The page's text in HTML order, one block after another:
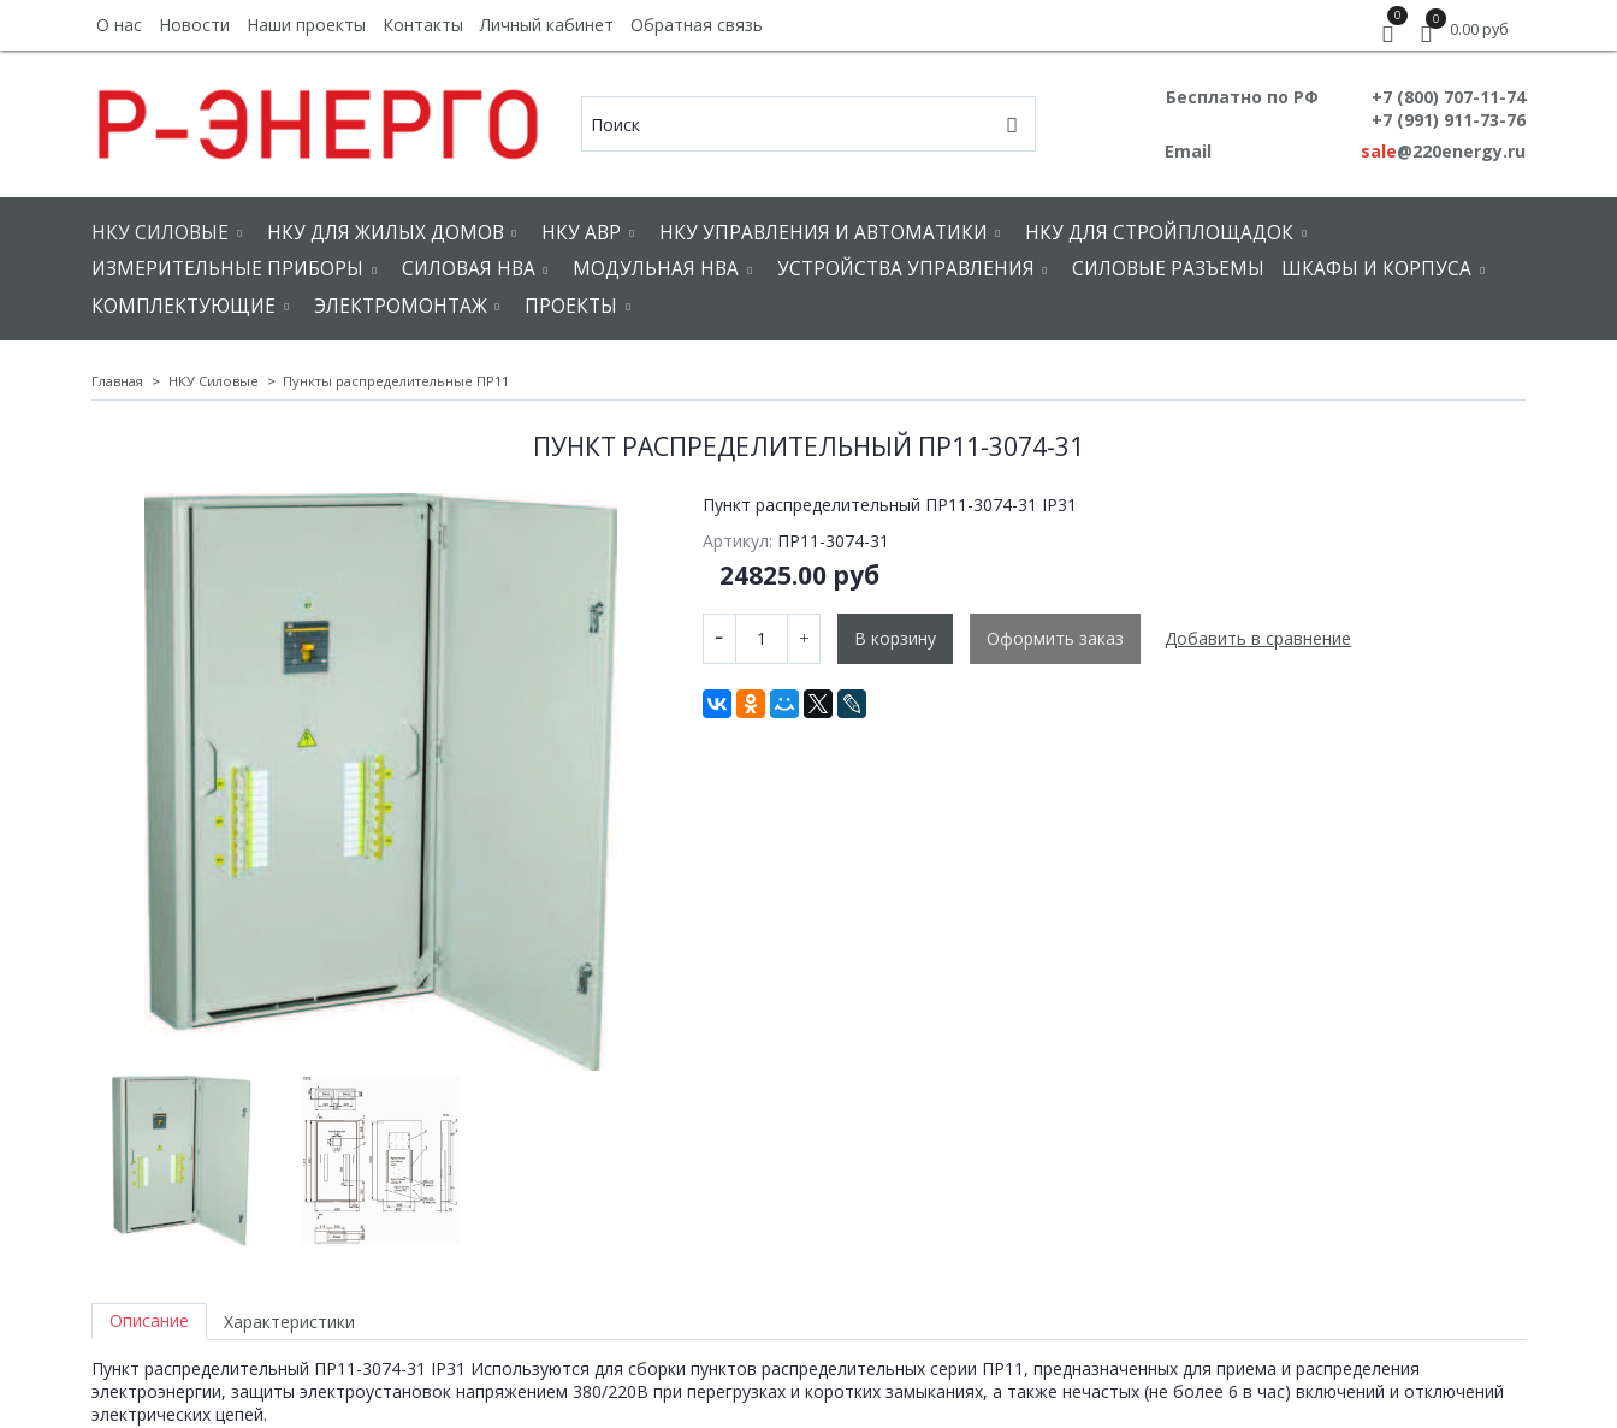
О нас Новости Наши проекты Контакты Личный кабинет Обратная связь 0 0
0.00 руб
Бесплатно по РФ
+7 (800) 707-11-74
+7 (991) 911-73-76
Email
sale@220energy.ru
НКУ СИЛОВЫЕ НКУ ДЛЯ ЖИЛЫХ ДОМОВ НКУ АВР НКУ УПРАВЛЕНИЯ И АВТОМАТИКИ
НКУ ДЛЯ СТРОЙПЛОЩАДОК
ИЗМЕРИТЕЛЬНЫЕ ПРИБОРЫ
СИЛОВАЯ НВА МОДУЛЬНАЯ НВА УСТРОЙСТВА УПРАВЛЕНИЯ СИЛОВЫЕ РАЗЪЕМЫ
ШКАФЫ И КОРПУСА
КОМПЛЕКТУЮЩИЕ
ЭЛЕКТРОМОНТАЖ ПРОЕКТЫ
Главная НКУ Силовые Пункты распределительные ПР11
ПУНКТ РАСПРЕДЕЛИТЕЛЬНЫЙ ПР11-3074-31
Пункт распределительный ПР11-3074-31 IP31
Артикул: ПР11-3074-31
24825.00 руб
В корзину Оформить заказ Добавить в сравнение
Описание
Пункт распределительный ПР11-3074-31 IP31 Используются для сборки пунктов распределительных серии ПР11, предназначенных для приема и распределения
электроэнергии, защиты электроустановок напряжением 380/220В при перегрузках и коротких замыканиях, а также нечастых (не более 6 в час) включений и отключений
электрических цепей.
Характеристики